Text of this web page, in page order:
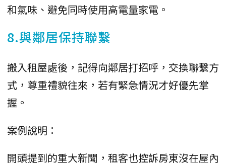
和氣味、避免同時使用高電量家電。
8.與鄰居保持聯繫
搬入租屋處後，記得向鄰居打招呼，交換聯繫方
式，尊重禮貌往來，若有緊急情況才好優先掌
握。
案例說明：
開頭提到的重大新聞，租客也控訴房東沒在屋內